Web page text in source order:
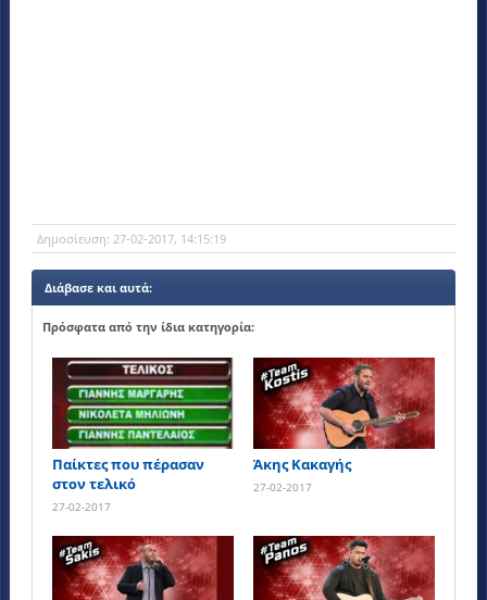
Δημοσίευση: 27-02-2017, 14:15:19
Διάβασε και αυτά:
Πρόσφατα από την ίδια κατηγορία:
Παίκτες που πέρασαν
στον τελικό
27-02-2017
Άκης Κακαγής
27-02-2017